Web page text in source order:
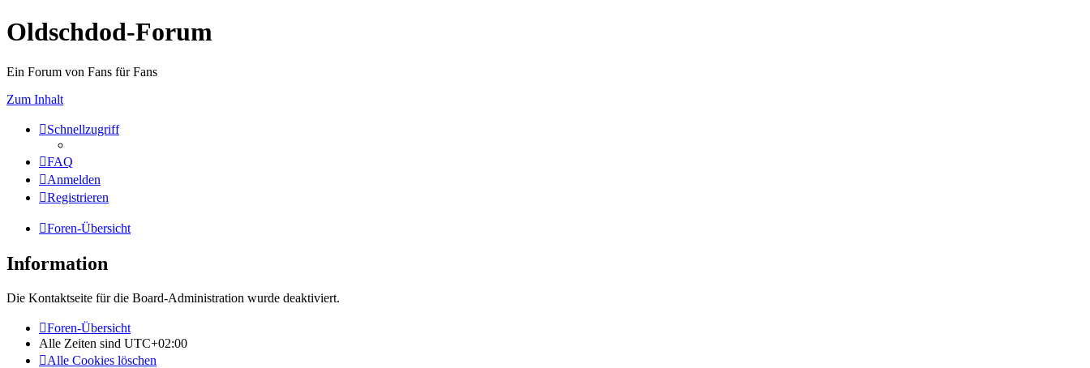
Oldschdod-Forum
Ein Forum von Fans für Fans
Zum Inhalt
Schnellzugriff
FAQ
Anmelden
Registrieren
Foren-Übersicht
Information
Die Kontaktseite für die Board-Administration wurde deaktiviert.
Foren-Übersicht
Alle Zeiten sind UTC+02:00
Alle Cookies löschen